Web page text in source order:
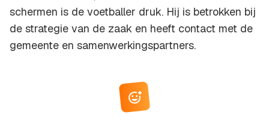
schermen is de voetballer druk. Hij is betrokken bij
de strategie van de zaak en heeft contact met de
gemeente en samenwerkingspartners.